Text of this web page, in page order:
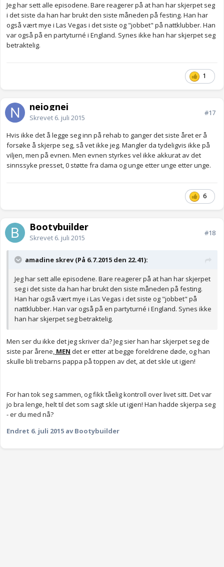
Jeg har sett alle episodene. Bare reagerer på at han har skjerpet seg
i det siste da han har brukt den siste måneden på festing. Han har
også vært mye i Las Vegas i det siste og "jobbet" på nattklubber. Han
var også på en partyturné i England. Synes ikke han har skjerpet seg
betraktelig.
1
neiognei
Skrevet 6. juli 2015
#17
Hvis ikke det å legge seg inn på rehab to ganger det siste året er å
forsøke å skjerpe seg, så vet ikke jeg. Mangler da tydeligvis ikke på
viljen, men på evnen. Men evnen styrkes vel ikke akkurat av det
sinnssyke presset, 0 støtte fra dama og unge etter unge etter unge.
6
Bootybuilder
Skrevet 6. juli 2015
#18
amadine skrev (På 6.7.2015 den 22.41):
Jeg har sett alle episodene. Bare reagerer på at han har skjerpet
seg i det siste da han har brukt den siste måneden på festing.
Han har også vært mye i Las Vegas i det siste og "jobbet" på
nattklubber. Han var også på en partyturné i England. Synes ikke
han har skjerpet seg betraktelig.
Men ser du ikke det jeg skriver da? Jeg sier han har skjerpet seg de
siste par årene, MEN det er etter at begge foreldrene døde, og han
skulle bli trebarns pappa på toppen av det, at det skle ut igjen!
For han tok seg sammen, og fikk tåelig kontroll over livet sitt. Det var
jo bra lenge, helt til det som sagt skle ut igjen! Han hadde skjerpa seg
- er du med nå?
Endret 6. juli 2015 av Bootybuilder